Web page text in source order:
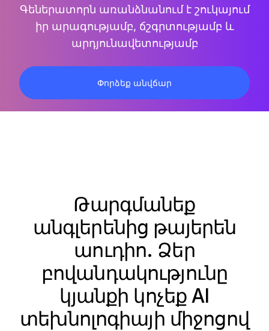
Գեներատորն առանձնանում է շուկայում
իր արագությամբ, ճշգրտությամբ և
արդյունավետությամբ
Փորձեք անվճար
Թարգմանեք
անգլերենից թայերեն
աուդիո. Ձեր
բովանդակությունը
կյանքի կոչեք AI
տեխնոլոգիայի միջոցով